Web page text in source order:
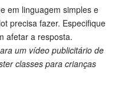
em linguagem simples e
precisa fazer. Especifique
afetar a resposta.
um vídeo publicitário de
classes para crianças